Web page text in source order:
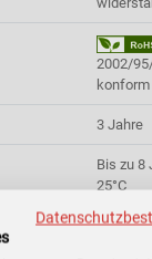
2002/
konform
3 Jahre
Bis zu 8
25°C
26,317